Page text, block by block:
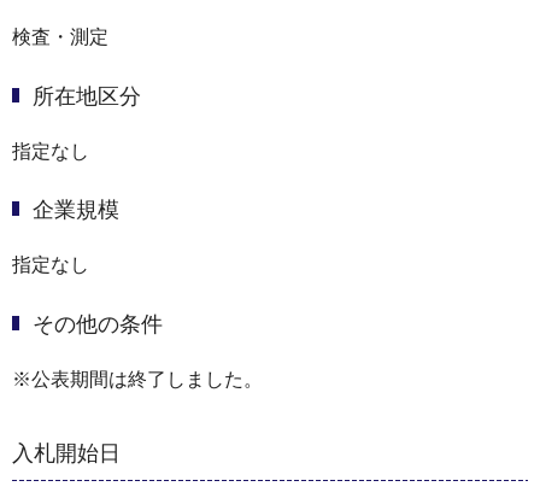
検査・測定
所在地区分
指定なし
企業規模
指定なし
その他の条件
※公表期間は終了しました。
入札開始日